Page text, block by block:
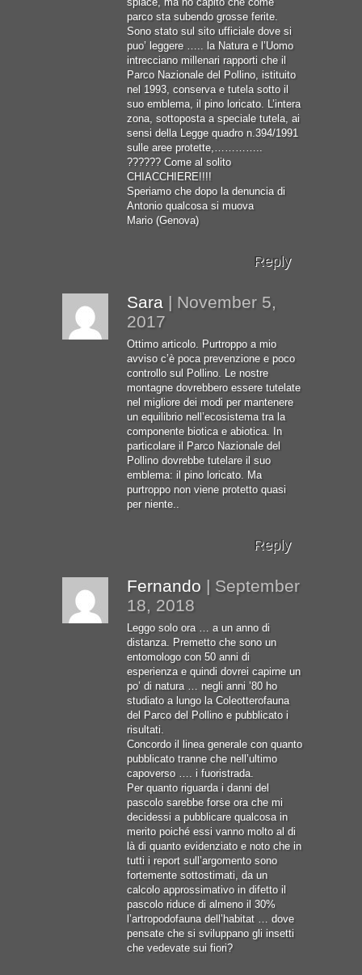
parco sta subendo grosse ferite.
Sono stato sul sito ufficiale dove si
puo’ leggere ….. la Natura e l’Uomo
intrecciano millenari rapporti che il
Parco Nazionale del Pollino, istituito
nel 1993, conserva e tutela sotto il
suo emblema, il pino loricato. L’intera
zona, sottoposta a speciale tutela, ai
sensi della Legge quadro n.394/1991
sulle aree protette,…………..
?????? Come al solito
CHIACCHIERE!!!!
Speriamo che dopo la denuncia di
Antonio qualcosa si muova
Mario (Genova)
Reply
Sara | November 5,
2017
Ottimo articolo. Purtroppo a mio
avviso c’è poca prevenzione e poco
controllo sul Pollino. Le nostre
montagne dovrebbero essere tutelate
nel migliore dei modi per mantenere
un equilibrio nell’ecosistema tra la
componente biotica e abiotica. In
particolare il Parco Nazionale del
Pollino dovrebbe tutelare il suo
emblema: il pino loricato. Ma
purtroppo non viene protetto quasi
per niente..
Reply
Fernando | September
18, 2018
Leggo solo ora … a un anno di
distanza. Premetto che sono un
entomologo con 50 anni di
esperienza e quindi dovrei capirne un
po’ di natura … negli anni ’80 ho
studiato a lungo la Coleotterofauna
del Parco del Pollino e pubblicato i
risultati.
Concordo il linea generale con quanto
pubblicato tranne che nell’ultimo
capoverso …. i fuoristrada.
Per quanto riguarda i danni del
pascolo sarebbe forse ora che mi
decidessi a pubblicare qualcosa in
merito poiché essi vanno molto al di
là di quanto evidenziato e noto che in
tutti i report sull’argomento sono
fortemente sottostimati, da un
calcolo approssimativo in difetto il
pascolo riduce di almeno il 30%
l’artropodofauna dell’habitat … dove
pensate che si sviluppano gli insetti
che vedevate sui fiori?